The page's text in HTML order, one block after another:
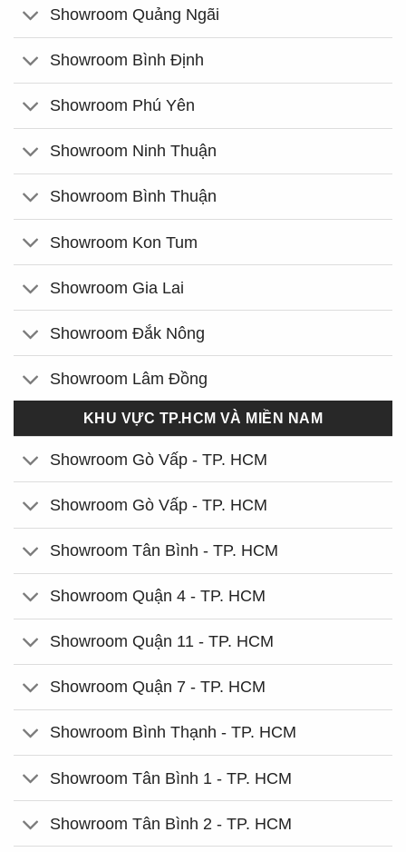
Showroom Quảng Ngãi
Showroom Bình Định
Showroom Phú Yên
Showroom Ninh Thuận
Showroom Bình Thuận
Showroom Kon Tum
Showroom Gia Lai
Showroom Đắk Nông
Showroom Lâm Đồng
KHU VỰC TP.HCM VÀ MIỀN NAM
Showroom Gò Vấp - TP. HCM
Showroom Gò Vấp - TP. HCM
Showroom Tân Bình - TP. HCM
Showroom Quận 4 - TP. HCM
Showroom Quận 11 - TP. HCM
Showroom Quận 7 - TP. HCM
Showroom Bình Thạnh - TP. HCM
Showroom Tân Bình 1 - TP. HCM
Showroom Tân Bình 2 - TP. HCM